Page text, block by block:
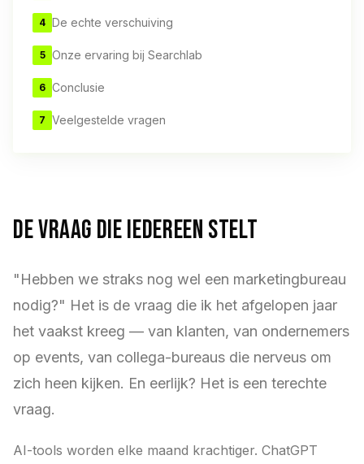
4 De echte verschuiving
5 Onze ervaring bij Searchlab
6 Conclusie
7 Veelgestelde vragen
De vraag die iedereen stelt
"Hebben we straks nog wel een marketingbureau
nodig?" Het is de vraag die ik het afgelopen jaar
het vaakst kreeg — van klanten, van ondernemers
op events, van collega-bureaus die nerveus om
zich heen kijken. En eerlijk? Het is een terechte
vraag.
AI-tools worden elke maand krachtiger. ChatGPT